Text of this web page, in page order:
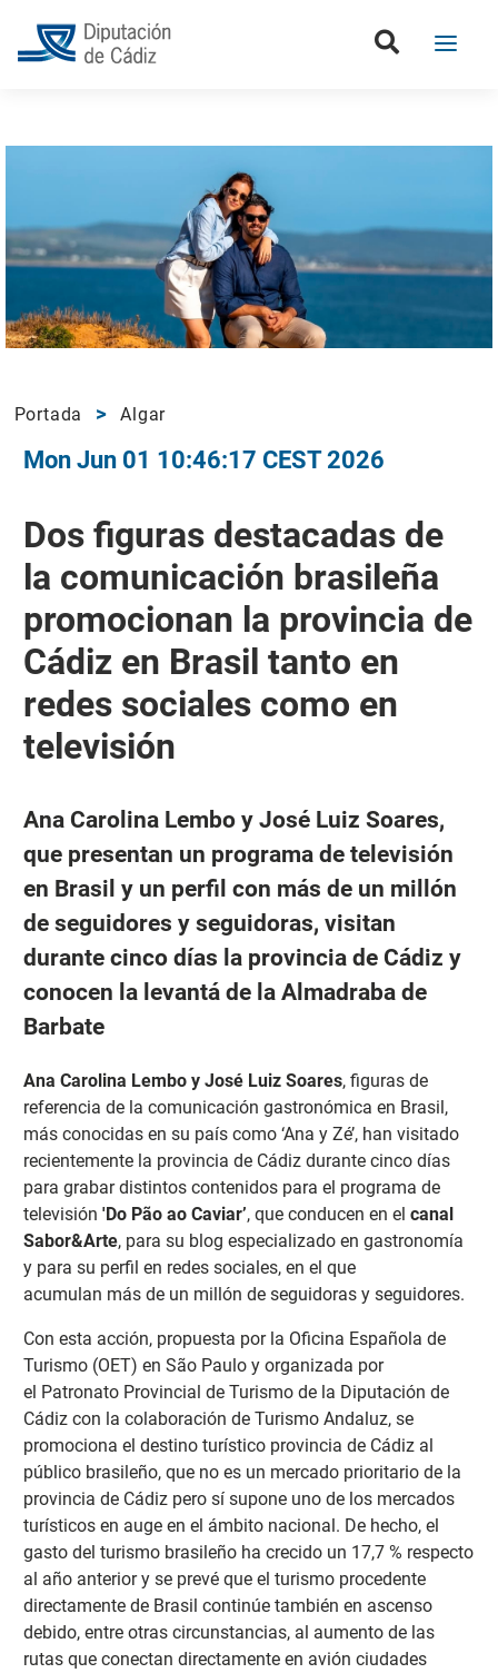
Portada Algar
Mon Jun 01 10:46:17 CEST 2026
Dos figuras destacadas de
la comunicación brasileña
promocionan la provincia de
Cádiz en Brasil tanto en
redes sociales como en
televisión
Ana Carolina Lembo y José Luiz Soares,
que presentan un programa de televisión
en Brasil y un perfil con más de un millón
de seguidores y seguidoras, visitan
durante cinco días la provincia de Cádiz y
conocen la levantá de la Almadraba de
Barbate
Ana Carolina Lembo y José Luiz Soares, figuras de
referencia de la comunicación gastronómica en Brasil,
más conocidas en su país como ‘Ana y Zé’, han visitado
recientemente la provincia de Cádiz durante cinco días
para grabar distintos contenidos para el programa de
televisión 'Do Pão ao Caviar’, que conducen en el canal
Sabor&Arte, para su blog especializado en gastronomía
y para su perfil en redes sociales, en el que
acumulan más de un millón de seguidoras y seguidores.
Con esta acción, propuesta por la Oficina Española de
Turismo (OET) en São Paulo y organizada por
el Patronato Provincial de Turismo de la Diputación de
Cádiz con la colaboración de Turismo Andaluz, se
promociona el destino turístico provincia de Cádiz al
público brasileño, que no es un mercado prioritario de la
provincia de Cádiz pero sí supone uno de los mercados
turísticos en auge en el ámbito nacional. De hecho, el
gasto del turismo brasileño ha crecido un 17,7 % respecto
al año anterior y se prevé que el turismo procedente
directamente de Brasil continúe también en ascenso
debido, entre otras circunstancias, al aumento de las
rutas que conectan directamente en avión ciudades